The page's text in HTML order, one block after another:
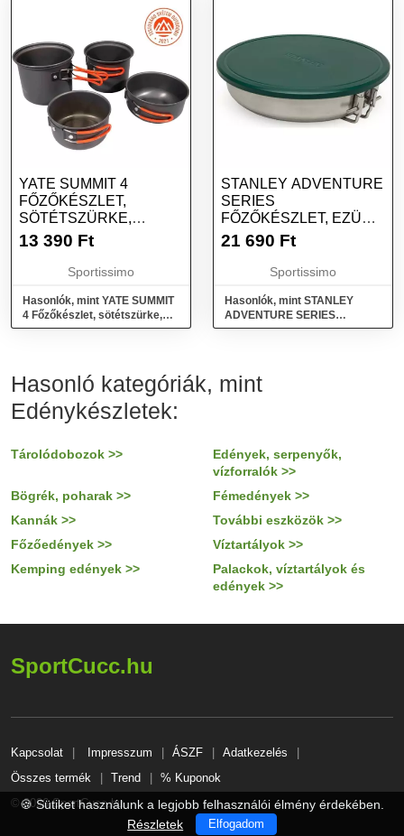
YATE SUMMIT 4
FŐZŐKÉSZLET,
SÖTÉTSZÜRKE,
MÉRET
13 390 Ft
Sportissimo
Hasonlók, mint YATE SUMMIT
4 Főzőkészlet, sötétszürke,
méret
STANLEY ADVENTURE
SERIES
FŐZŐKÉSZLET, EZÜST,
MÉRET
21 690 Ft
Sportissimo
Hasonlók, mint STANLEY
ADVENTURE SERIES
Főzőkészlet, ezüst, méret
Hasonló kategóriák, mint
Edénykészletek:
Tárolódobozok >>
Edények, serpenyők,
vízforralók >>
Bögrék, poharak >>
Fémedények >>
Kannák >>
További eszközök >>
Főzőedények >>
Víztartályok >>
Kemping edények >>
Palackok, víztartályok és
edények >>
SportCucc.hu
Kapcsolat Impresszum ÁSZF
Adatkezelés
Összes termék
Trend
% Kuponok
© 2026 SportCucc.hu
🍪 Sütiket használunk a legjobb felhasználói élmény érdekében.
Részletek
Elfogadom